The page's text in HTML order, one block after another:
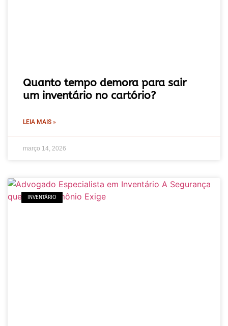
Quanto tempo demora para sair
um inventário no cartório?
LEIA MAIS »
março 14, 2026
INVENTÁRIO